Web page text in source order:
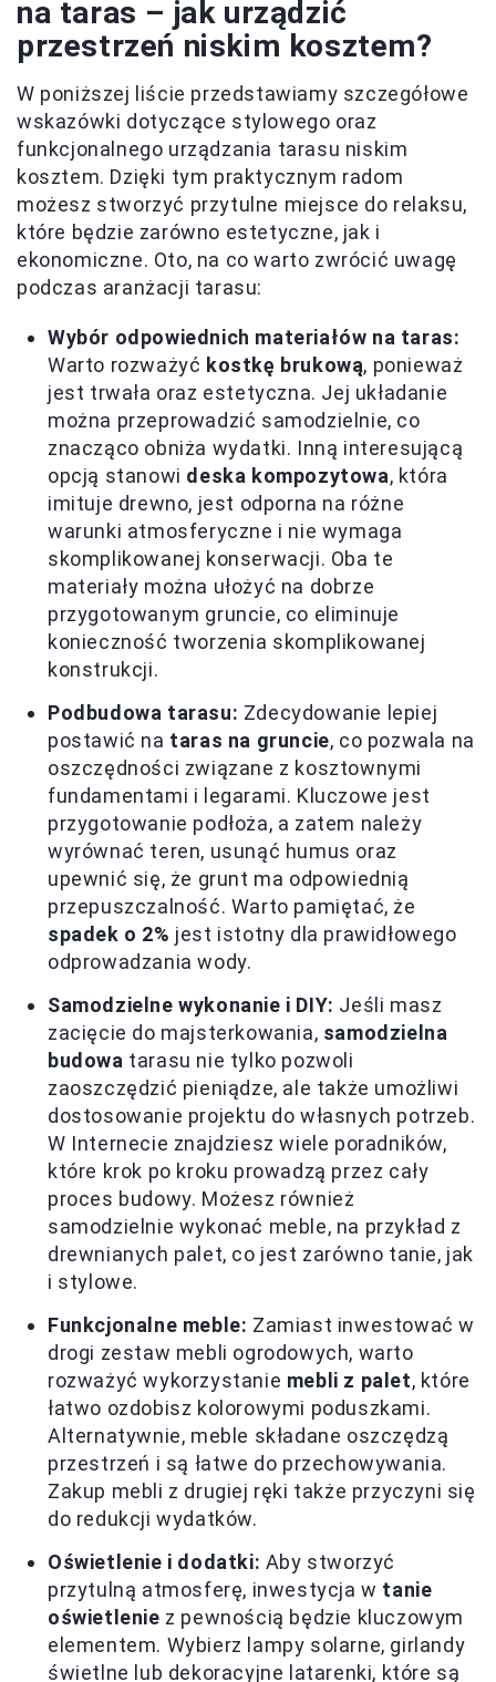
na taras – jak urządzić
przestrzeń niskim kosztem?
W poniższej liście przedstawiamy szczegółowe
wskazówki dotyczące stylowego oraz
funkcjonalnego urządzania tarasu niskim
kosztem. Dzięki tym praktycznym radom
możesz stworzyć przytulne miejsce do relaksu,
które będzie zarówno estetyczne, jak i
ekonomiczne. Oto, na co warto zwrócić uwagę
podczas aranżacji tarasu:
Wybór odpowiednich materiałów na taras:
Warto rozważyć kostkę brukową, ponieważ
jest trwała oraz estetyczna. Jej układanie
można przeprowadzić samodzielnie, co
znacząco obniża wydatki. Inną interesującą
opcją stanowi deska kompozytowa, która
imituje drewno, jest odporna na różne
warunki atmosferyczne i nie wymaga
skomplikowanej konserwacji. Oba te
materiały można ułożyć na dobrze
przygotowanym gruncie, co eliminuje
konieczność tworzenia skomplikowanej
konstrukcji.
Podbudowa tarasu: Zdecydowanie lepiej
postawić na taras na gruncie, co pozwala na
oszczędności związane z kosztownymi
fundamentami i legarami. Kluczowe jest
przygotowanie podłoża, a zatem należy
wyrównać teren, usunąć humus oraz
upewnić się, że grunt ma odpowiednią
przepuszczalność. Warto pamiętać, że
spadek o 2% jest istotny dla prawidłowego
odprowadzania wody.
Samodzielne wykonanie i DIY: Jeśli masz
zacięcie do majsterkowania, samodzielna
budowa tarasu nie tylko pozwoli
zaoszczędzić pieniądze, ale także umożliwi
dostosowanie projektu do własnych potrzeb.
W Internecie znajdziesz wiele poradników,
które krok po kroku prowadzą przez cały
proces budowy. Możesz również
samodzielnie wykonać meble, na przykład z
drewnianych palet, co jest zarówno tanie, jak
i stylowe.
Funkcjonalne meble: Zamiast inwestować w
drogi zestaw mebli ogrodowych, warto
rozważyć wykorzystanie mebli z palet, które
łatwo ozdobisz kolorowymi poduszkami.
Alternatywnie, meble składane oszczędzą
przestrzeń i są łatwe do przechowywania.
Zakup mebli z drugiej ręki także przyczyni się
do redukcji wydatków.
Oświetlenie i dodatki: Aby stworzyć
przytulną atmosferę, inwestycja w tanie
oświetlenie z pewnością będzie kluczowym
elementem. Wybierz lampy solarne, girlandy
świetlne lub dekoracyjne latarenki, które są